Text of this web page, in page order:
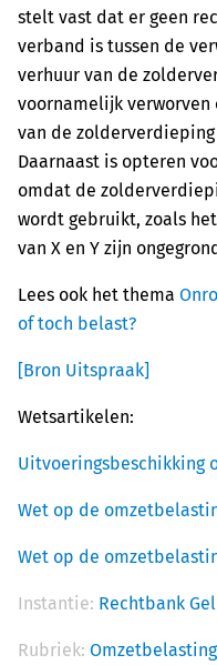
stelt vast dat er geen
verband is tussen de
verhuur van de
voornamelijk verworven
van de
Daarnaast is opteren
omdat de
wordt gebruikt, zoals
van X en Y zijn
Lees ook het thema
of toch belast?
[Bron Uitspraak]
Wetsartikelen:
Uitvoeringsbeschikking
Wet op de
Wet op de
Instantie: Rechtbank
Rubriek: Omzetbelasting